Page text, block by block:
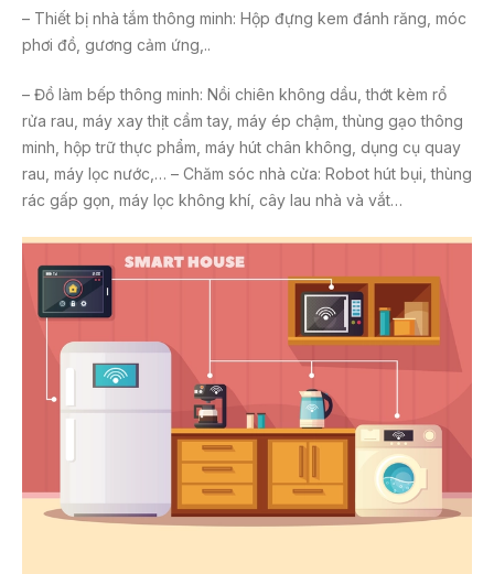
– Thiết bị nhà tắm thông minh: Hộp đựng kem đánh răng, móc
phơi đồ, gương cảm ứng,..
– Đồ làm bếp thông minh: Nồi chiên không dầu, thớt kèm rổ
rửa rau, máy xay thịt cầm tay, máy ép chậm, thùng gạo thông
minh, hộp trữ thực phẩm, máy hút chân không, dụng cụ quay
rau, máy lọc nước,… – Chăm sóc nhà cửa: Robot hút bụi, thùng
rác gấp gọn, máy lọc không khí, cây lau nhà và vắt…